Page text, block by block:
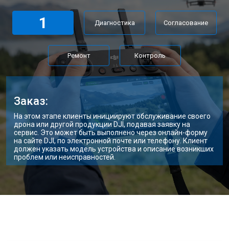
1 Диагностика Согласование
Ремонт Контроль
Заказ:
На этом этапе клиенты инициируют обслуживание своего
дрона или другой продукции DJI, подавая заявку на
сервис. Это может быть выполнено через онлайн-форму
на сайте DJI, по электронной почте или телефону. Клиент
должен указать модель устройства и описание возникших
проблем или неисправностей.